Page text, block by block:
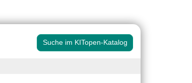
Suche im KITopen-Katalog